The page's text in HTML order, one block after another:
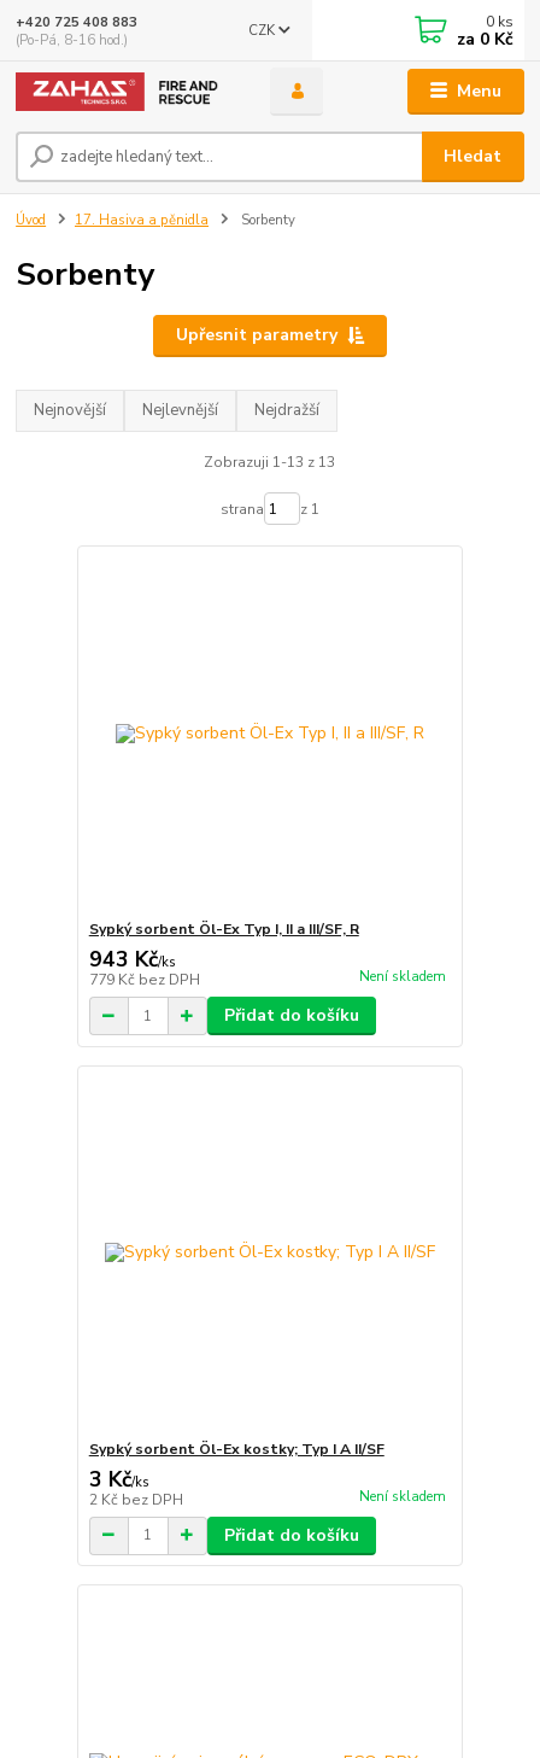
Menu
CZK
Hledat
+420 725 408 883
(Po-Pá, 8-16 hod.)
0 ks
za 0 Kč
Úvod 17. Hasiva a pěnidla Sorbenty
Sorbenty
Upřesnit parametry
Nejnovější Nejlevnější Nejdražší
Zobrazuji 1-13 z 13
strana z 1
Sypký sorbent Öl-Ex Typ I, II a III/SF, R
943 Kč/ks
779 Kč bez DPH Není skladem
Přidat do košíku
Sypký sorbent Öl-Ex kostky; Typ I A II/SF
3 Kč/ks
2 Kč bez DPH Není skladem
Přidat do košíku